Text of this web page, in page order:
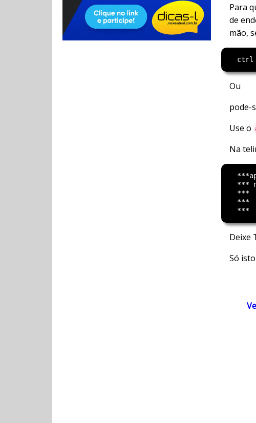
Para
de
mão,
Ou
pode-
Use o
Na
***
***
***
Deixe
Só